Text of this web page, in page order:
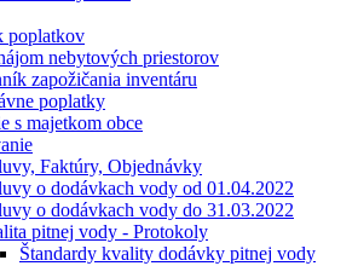
poplatkov
nebytových priestorov
zapožičania inventáru
poplatky
s majetkom obce
Faktúry, Objednávky
o dodávkach vody od 01.04.2022
o dodávkach vody do 31.03.2022
pitnej vody - Protokoly
Štandardy kvality dodávky pitnej vody